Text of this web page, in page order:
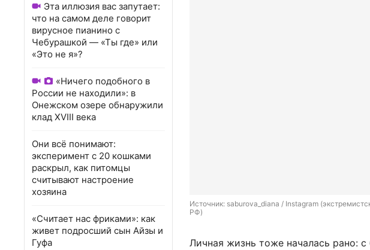
Эта иллюзия вас запутает:
что на самом деле говорит
вирусное пианино с
Чебурашкой — «Ты где» или
«Это не я»?
«Ничего подобного в
России не находили»: в
Онежском озере обнаружили
клад XVIII века
Они всё понимают:
эксперимент с 20 кошками
раскрыл, как питомцы
считывают настроение
хозяина
«Считает нас фриками»: как
живет подросший сын Айзы и
Гуфа
Источник: saburova_diana / Instagram
РФ)
Личная жизнь тоже началась рано: